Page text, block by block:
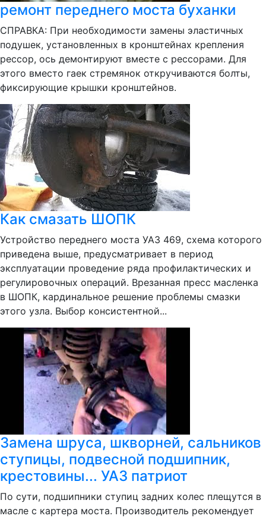
ремонт переднего моста буханки
СПРАВКА: При необходимости замены эластичных
подушек, установленных в кронштейнах крепления
рессор, ось демонтируют вместе с рессорами. Для
этого вместо гаек стремянок откручиваются болты,
фиксирующие крышки кронштейнов.
Как смазать ШОПК
Устройство переднего моста УАЗ 469, схема которого
приведена выше, предусматривает в период
эксплуатации проведение ряда профилактических и
регулировочных операций. Врезанная пресс масленка
в ШОПК, кардинальное решение проблемы смазки
этого узла. Выбор консистентной...
Замена шруса, шкворней, сальников
ступицы, подвесной подшипник,
крестовины... УАЗ патриот
По сути, подшипники ступиц задних колес плещутся в
масле с картера моста. Производитель рекомендует